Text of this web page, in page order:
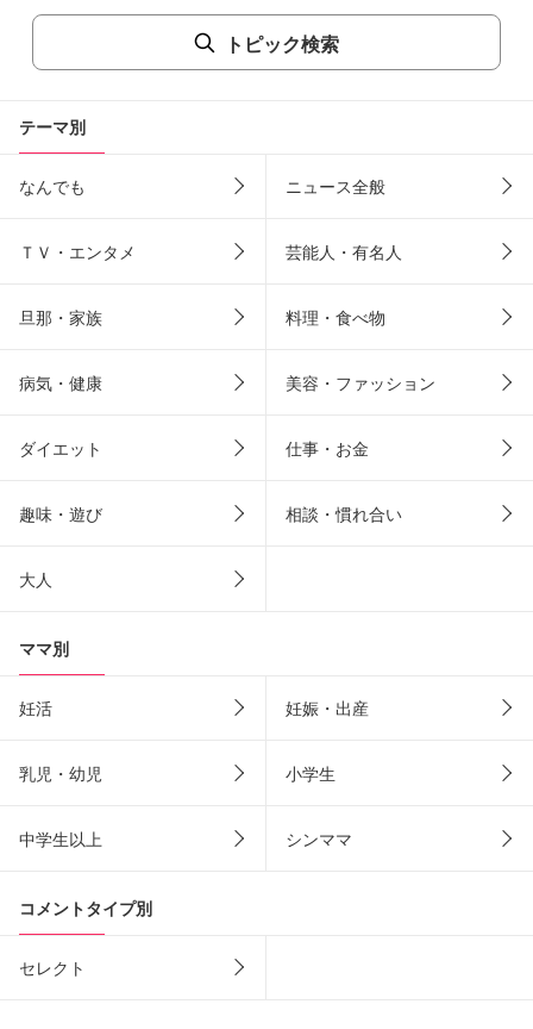
トピック検索
テーマ別
なんでも ニュース全般
ＴＶ・エンタメ 芸能人・有名人
旦那・家族 料理・食べ物
病気・健康 美容・ファッション
ダイエット 仕事・お金
趣味・遊び 相談・慣れ合い
大人
ママ別
妊活 妊娠・出産
乳児・幼児 小学生
中学生以上 シンママ
コメントタイプ別
セレクト